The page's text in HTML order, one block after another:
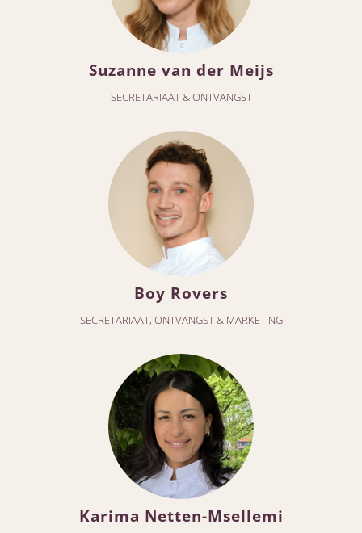
Suzanne van der Meijs
SECRETARIAAT & ONTVANGST
Boy Rovers
SECRETARIAAT, ONTVANGST & MARKETING
Karima Netten-Msellemi